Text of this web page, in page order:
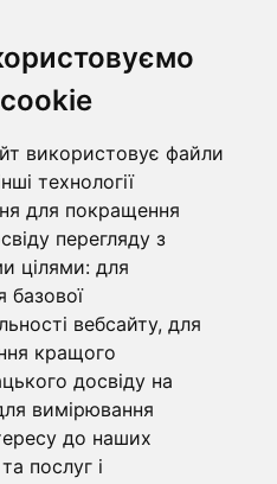
використовує файли
технології
для покращення
перегляду з
цілями: для
базової
вебсайту, для
кращого
досвіду на
вимірювання
до наших
послуг і
Медіа
Динамо TV
Фотогалерея
Акредитація
Команда
Перша команда
U19